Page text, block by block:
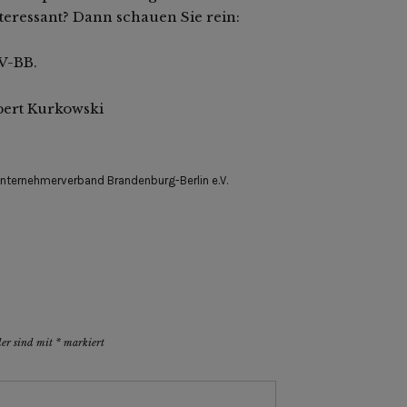
Dann schauen Sie rein:
BB.
Kurkowski
Brandenburg-Berlin e.V.
sind mit * markiert